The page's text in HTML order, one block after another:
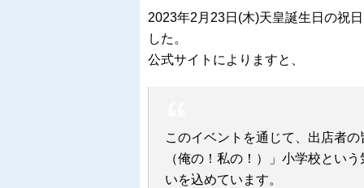
2023年2月23日(木)天皇誕生日の祝
した。
公式サイトによりますと、
このイベントを通じて、出店者
（俺の！私の！）」小学校とい
いを込めています。